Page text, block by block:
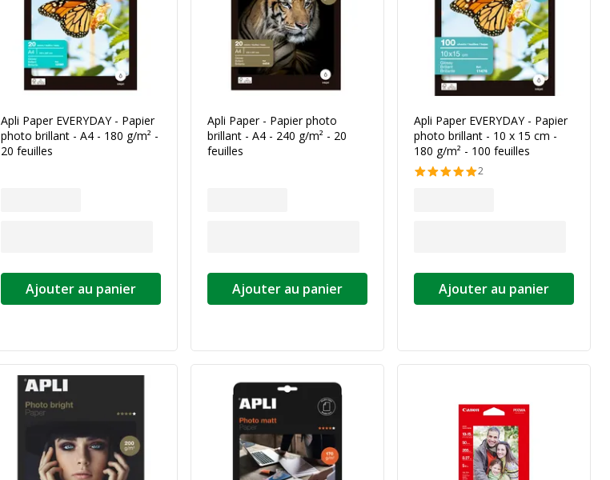
Apli Paper EVERYDAY - Papier
photo brillant - A4 - 180 g/m² -
20 feuilles
Ajouter au panier
Apli Paper - Papier photo
brillant - A4 - 240 g/m² - 20
feuilles
Ajouter au panier
Apli Paper EVERYDAY - Papier
photo brillant - 10 x 15 cm -
180 g/m² - 100 feuilles
2
Ajouter au panier